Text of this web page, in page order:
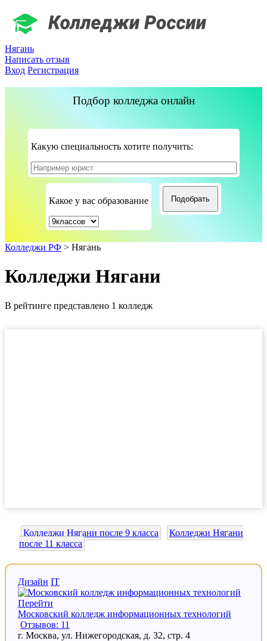
Нягань
Написать отзыв
Вход Регистрация
Подбор колледжа онлайн
Какую специальность хотите получить:
Какое у вас образование
Колледжи РФ > Нягань
Колледжи Нягани
В рейтинге представлено 1 колледж
Колледжи Нягани после 9 класса
Колледжи Нягани
после 11 класса
Дизайн IT
Перейти
Московский колледж информационных технологий
Отзывов: 11
г. Москва, ул. Нижегородская, д. 32, стр. 4